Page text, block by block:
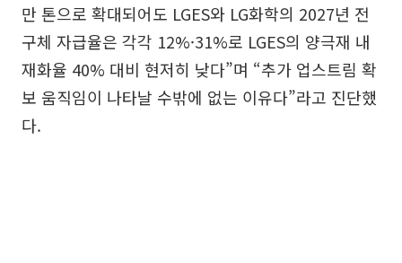
만 톤으로 확대되어도 LGES와 LG화학의 2027년 전
구체 자급율은 각각 12%·31%로 LGES의 양극재 내
재화율 40% 대비 현저히 낮다”며 “추가 업스트림 확
보 움직임이 나타날 수밖에 없는 이유다”라고 진단했
다.